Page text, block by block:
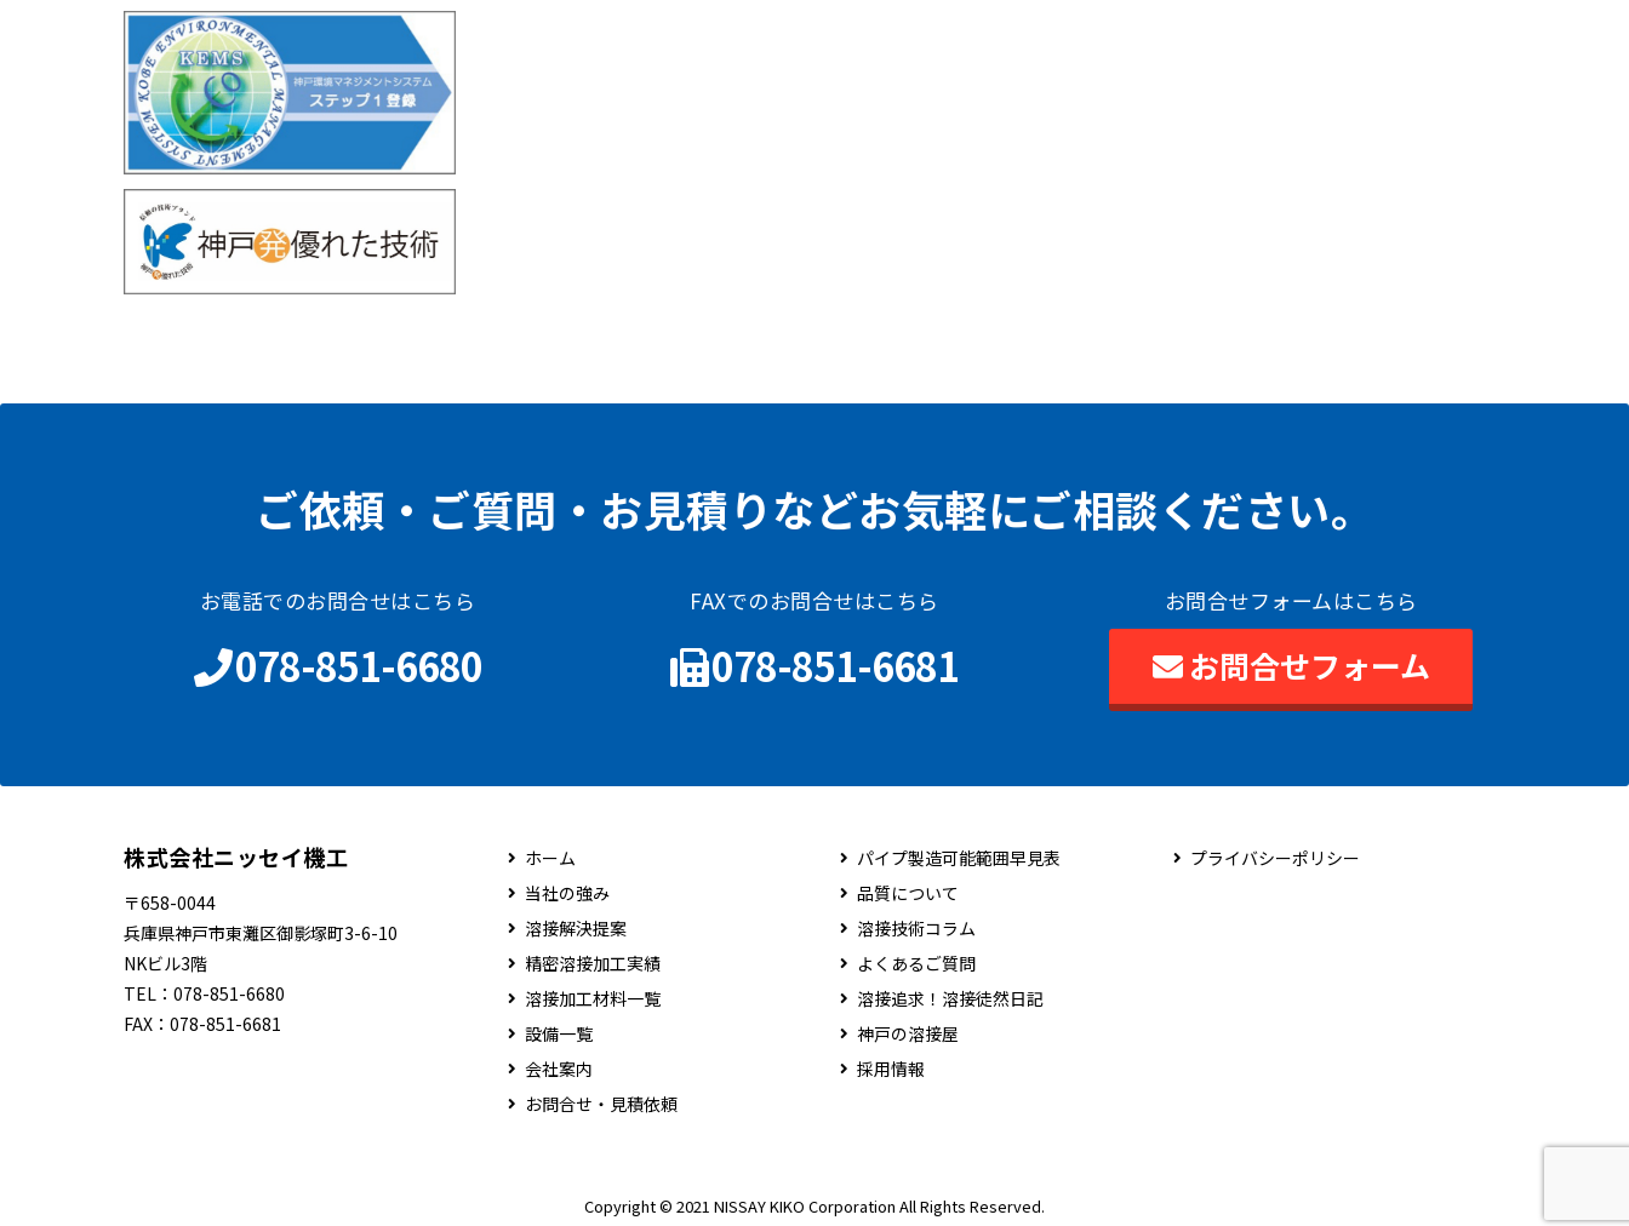
ご依頼・ご質問・お見積りなどお気軽にご相談ください。
お電話でのお問合せはこちら
078-851-6680
FAXでのお問合せはこちら
078-851-6681
お問合せフォームはこちら
お問合せフォーム
株式会社ニッセイ機工
〒658-0044
兵庫県神戸市東灘区御影塚町3-6-10
NKビル3階
TEL： 078-851-6680
FAX： 078-851-6681
ホーム
当社の強み
溶接解決提案
精密溶接加工実績
溶接加工材料一覧
設備一覧
会社案内
お問合せ・見積依頼
パイプ製造可能範囲早見表
品質について
溶接技術コラム
よくあるご質問
溶接追求！溶接徒然日記
神戸の溶接屋
採用情報
プライバシーポリシー
Copyright © 2021 NISSAY KIKO Corporation All Rights Reserved.